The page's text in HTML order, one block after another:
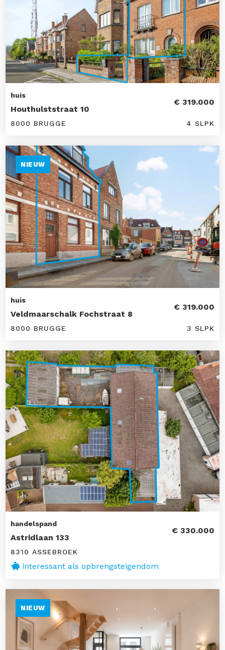
huis
Houthulststraat 10
€ 319.000
8000 BRUGGE 4 SLPK
NIEUW
huis
Veldmaarschalk Fochstraat 8
€ 319.000
8000 BRUGGE 3 SLPK
handelspand
Astridlaan 133
€ 330.000
8310 ASSEBROEK
interessant als opbrengsteigendom
NIEUW